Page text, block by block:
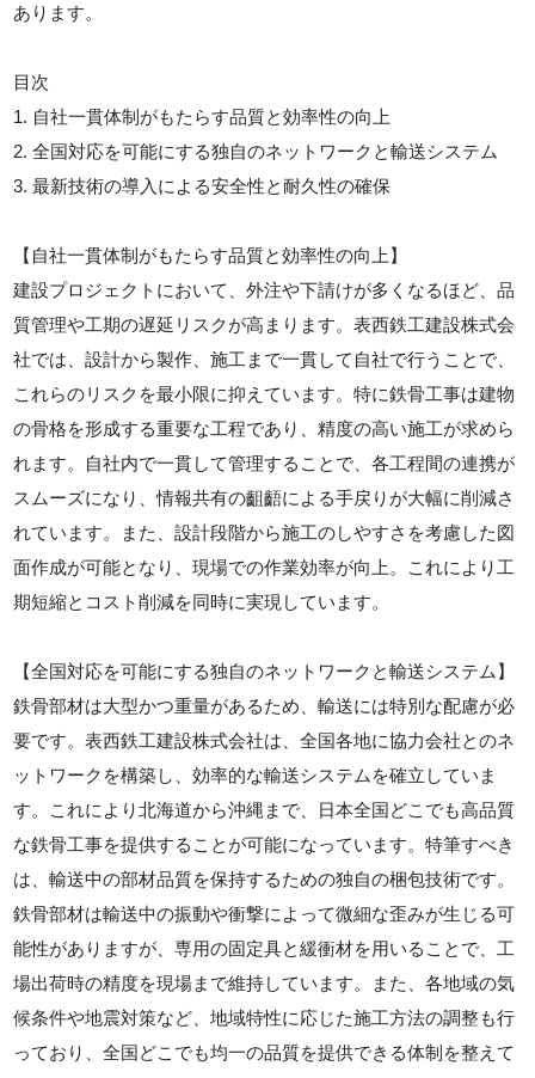
あります。
目次
1. 自社一貫体制がもたらす品質と効率性の向上
2. 全国対応を可能にする独自のネットワークと輸送システム
3. 最新技術の導入による安全性と耐久性の確保
【自社一貫体制がもたらす品質と効率性の向上】
建設プロジェクトにおいて、外注や下請けが多くなるほど、品
質管理や工期の遅延リスクが高まります。表西鉄工建設株式会
社では、設計から製作、施工まで一貫して自社で行うことで、
これらのリスクを最小限に抑えています。特に鉄骨工事は建物
の骨格を形成する重要な工程であり、精度の高い施工が求めら
れます。自社内で一貫して管理することで、各工程間の連携が
スムーズになり、情報共有の齟齬による手戻りが大幅に削減さ
れています。また、設計段階から施工のしやすさを考慮した図
面作成が可能となり、現場での作業効率が向上。これにより工
期短縮とコスト削減を同時に実現しています。
【全国対応を可能にする独自のネットワークと輸送システム】
鉄骨部材は大型かつ重量があるため、輸送には特別な配慮が必
要です。表西鉄工建設株式会社は、全国各地に協力会社とのネ
ットワークを構築し、効率的な輸送システムを確立していま
す。これにより北海道から沖縄まで、日本全国どこでも高品質
な鉄骨工事を提供することが可能になっています。特筆すべき
は、輸送中の部材品質を保持するための独自の梱包技術です。
鉄骨部材は輸送中の振動や衝撃によって微細な歪みが生じる可
能性がありますが、専用の固定具と緩衝材を用いることで、工
場出荷時の精度を現場まで維持しています。また、各地域の気
候条件や地震対策など、地域特性に応じた施工方法の調整も行
っており、全国どこでも均一の品質を提供できる体制を整えて